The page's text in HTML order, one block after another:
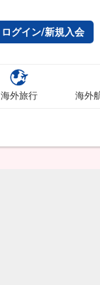
ログイン/新規入会
海外旅行 海外